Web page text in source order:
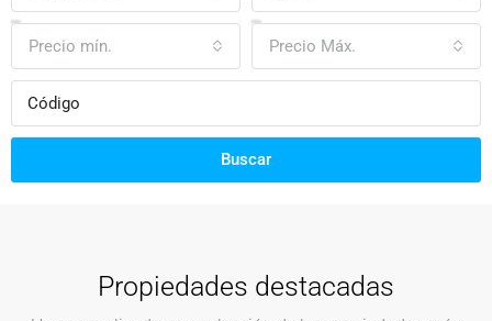
Precio mín. Precio Máx.
Buscar
Propiedades destacadas